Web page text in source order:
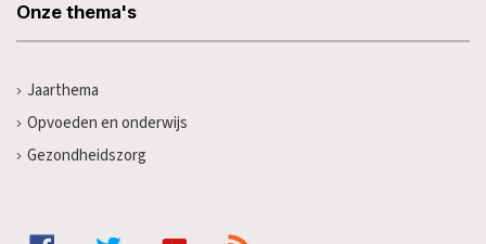
Onze thema's
Jaarthema
Opvoeden en onderwijs
Gezondheidszorg